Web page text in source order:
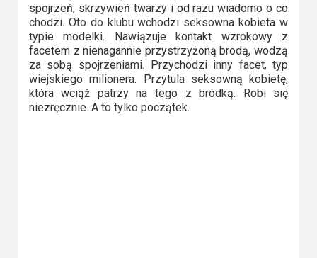
Filmy
dokumentalne
Horrory
Kino
spojrzeń, skrzywień twarzy i od razu wiadomo o co
chodzi. Oto do klubu wchodzi seksowna kobieta w
typie modelki. Nawiązuje kontakt wzrokowy z
facetem z nienagannie przystrzyżoną brodą, wodzą
za sobą spojrzeniami. Przychodzi inny facet, typ
wiejskiego milionera. Przytula seksowną kobietę,
która wciąż patrzy na tego z bródką. Robi się
niezręcznie. A to tylko początek.